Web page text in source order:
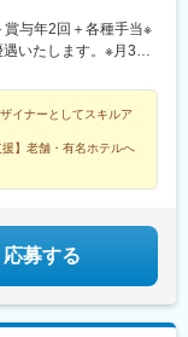
業務知識
械学習、深層学習、
各種
して幅広く活躍いた
与年2回＋各種手当※
いたします。※月30
イナーとしてスキルア
援】老舗・有名ホテルへ
応募する